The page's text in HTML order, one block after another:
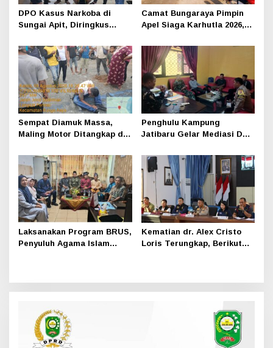
DPO Kasus Narkoba di
Sungai Apit, Diringkus
Camat Bungaraya Pimpin
Apel Siaga Karhutla 2026,
Perusahaan dan
Masyarakat Dikuatkan
Sempat Diamuk Massa,
Maling Motor Ditangkap di
Penghulu Kampung
Jatibaru Gelar Mediasi Dua
Pihak Tak Hadir
Laksanakan Program BRUS,
Penyuluh Agama Islam
Kematian dr. Alex Cristo
Loris Terungkap, Berikut